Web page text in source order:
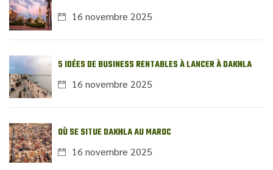
16 novembre 2025
5 IDÉES DE BUSINESS RENTABLES À LANCER À DAKHLA
16 novembre 2025
OÙ SE SITUE DAKHLA AU MAROC
16 novembre 2025